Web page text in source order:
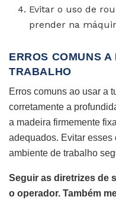
Evitar o uso de
prender na
ERROS COMUNS
TRABALHO
Erros comuns ao usar a
corretamente a
a madeira firmemente
adequados. Evitar esses
ambiente de trabalho
Seguir as diretrizes de
o operador. Também